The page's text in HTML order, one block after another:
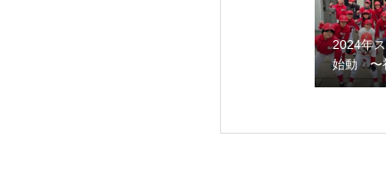
2024年
始動 〜